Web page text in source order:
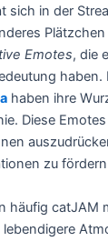
sich in der
Emotes, die
haben.
haben ihre
Diese
zu
häufig catJAM